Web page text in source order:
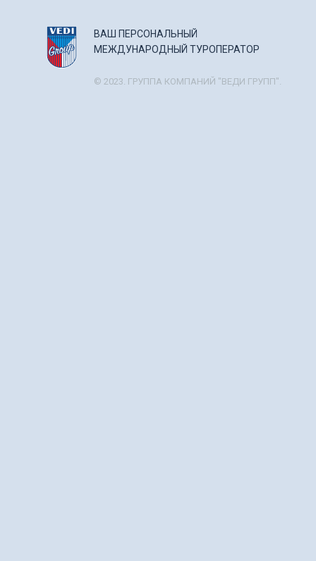
ВАШ ПЕРСОНАЛЬНЫЙ
МЕЖДУНАРОДНЫЙ ТУРОПЕРАТОР
© 2023. ГРУППА КОМПАНИЙ "ВЕДИ ГРУПП".